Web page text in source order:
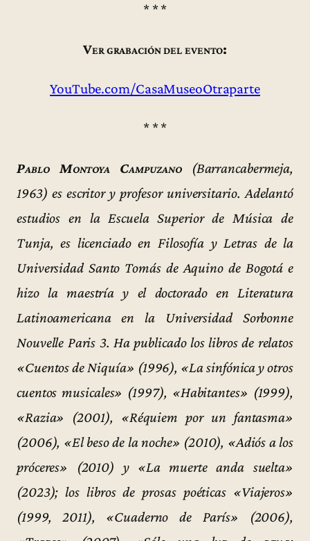
* * *
Ver grabación del evento:
YouTube.com/CasaMuseoOtraparte
* * *
Pablo Montoya Campuzano(Barrancabermeja,
1963) es escritor y profesor universitario. Adelantó
estudios en la Escuela Superior de Música de
Tunja, es licenciado en Filosofía y Letras de la
Universidad Santo Tomás de Aquino de Bogotá e
hizo la maestría y el doctorado en Literatura
Latinoamericana en la Universidad Sorbonne
Nouvelle Paris 3. Ha publicado los libros de relatos
«Cuentos de Niquía» (1996), «La sinfónica y otros
cuentos musicales» (1997), «Habitantes» (1999),
«Razia» (2001), «Réquiem por un fantasma»
(2006), «El beso de la noche» (2010), «Adiós a los
próceres» (2010) y «La muerte anda suelta»
(2023); los libros de prosas poéticas «Viajeros»
(1999, 2011), «Cuaderno de París» (2006),